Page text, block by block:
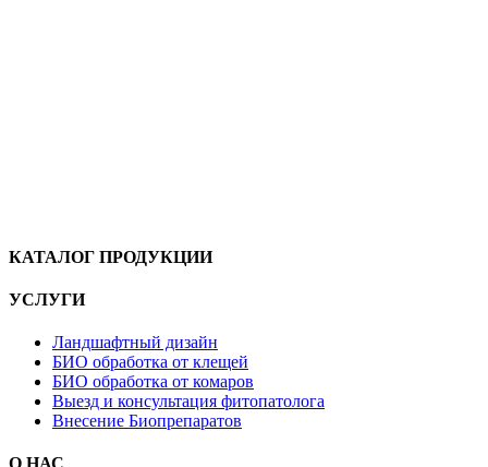
КАТАЛОГ ПРОДУКЦИИ
УСЛУГИ
Ландшафтный дизайн
БИО обработка от клещей
БИО обработка от комаров
Выезд и консультация фитопатолога
Внесение Биопрепаратов